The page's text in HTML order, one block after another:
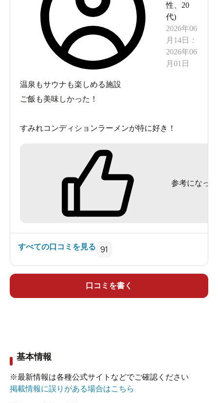
性
20
代)
2026年06
月14日
：
2026年06
月01日
温泉もサウナも楽しめる施設
ご飯も美味しかった！
すみれコンディションラーメンが特に好き！
参考になった
すべての口コミを見る 91
口コミを書く
基本情報
※最新情報は各種公式サイトなどでご確認ください
掲載情報に誤りがある場合はこちら